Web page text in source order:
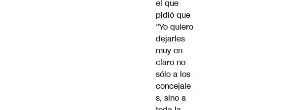
el que
pidió que
“Yo quiero
dejarles
muy en
claro no
sólo a los
concejale
s, sino a